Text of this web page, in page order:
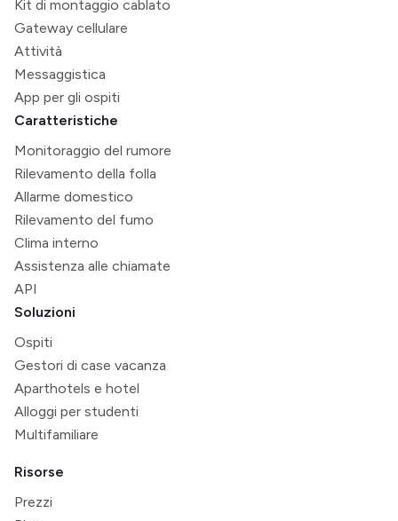
Kit di montaggio cablato
Gateway cellulare
Attività
Messaggistica
App per gli ospiti
Caratteristiche
Monitoraggio del rumore
Rilevamento della folla
Allarme domestico
Rilevamento del fumo
Clima interno
Assistenza alle chiamate
API
Soluzioni
Ospiti
Gestori di case vacanza
Aparthotels e hotel
Alloggi per studenti
Multifamiliare
Risorse
Prezzi